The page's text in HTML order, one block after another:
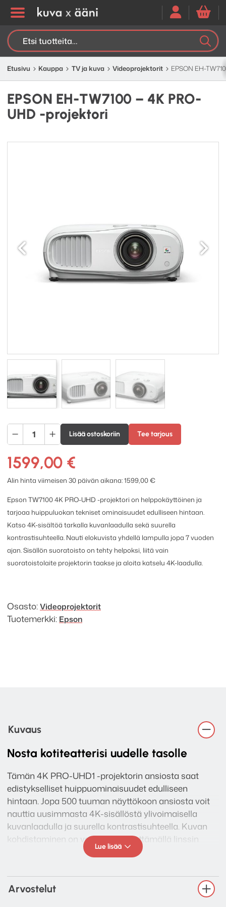
Etsi:
Etusivu Kauppa TV ja kuva Video­projektorit EPSON EH-
EPSON EH-TW7100 – 4K PRO-
UHD -projektori
Edellinen
EPSON
EH-
TW7100
-
4K
UHD
-
projektori
määrä
Lisää ostoskoriin Tee tarjous
1599,00 €
Alin hinta viimeisen 30 päivän aikana:1599,00€
Epson TW7100 4K PRO-UHD -projektori on helppokäyttöinen ja
tarjoaa huippuluokan tekniset ominaisuudet edulliseen hintaan.
Katso 4K-sisältöä tarkalla kuvanlaadulla sekä suurella
kontrastisuhteella. Nauti elokuvista yhdellä lampulla jopa 7 vuoden
ajan. Sisällön suoratoisto on tehty helpoksi, liitä vain
suoratoistolaite projektorin taakse ja aloita katselu 4K-laadulla.
Osasto:Video­projektorit
Tuotemerkki: Epson
Kuvaus
Nosta kotiteatterisi uudelle tasolle
Tämän 4K PRO-UHD1 -projektorin ansiosta saat
edistykselliset huippuominaisuudet edulliseen
hintaan. Jopa 500 tuuman näyttökoon ansiosta voit
nauttia uusimmasta 4K-sisällöstä ylivoimaisella
kuvanlaadulla ja suurella kontrastisuhteella. Kuvan
kohdistaminen on vaivatonta käyttämällä linssin
siirtoa, optista zoomausta ja trapetsikorjausta.
sisäänrakennetuilla kaiuttimilla tai Bluetooth-
yhteyden kautta käy vaivattomasti.
Lue lisää
Arvostelut